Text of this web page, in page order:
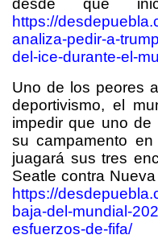
desde que
https://
analiza-pedir-a-
del-ice-durante-el-
Uno de los peores
deportivismo, el
impedir que uno de
su campamento
juagará sus tres
Seatle contra
https://
baja-del-mundial-
esfuerzos-de-fifa/